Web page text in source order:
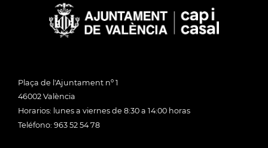
Plaça de l'Ajuntament nº 1
46002 València
Horarios: lunes a viernes de 8:30 a 14:00 horas
Teléfono: 963 52 54 78